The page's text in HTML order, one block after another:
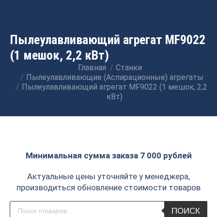
Пылеулавливающий агрегат MF9022
(1 мешок, 2,2 кВт)
Главная
Станки
Пылеулавливающие (Аспирационные) агрегаты
Пылеулавливающий агрегат MF9022 (1 мешок, 2,2
кВт)
Минимальная сумма заказа 7 000 рублей
Актуальные цены уточняйте у менеджера,
производиться обновление стоимости товаров
Поиск
товаров
ПОИСК